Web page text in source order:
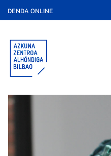
DENDA ONLINE